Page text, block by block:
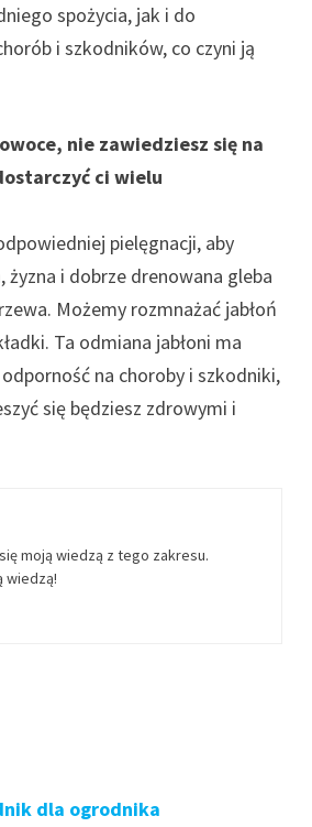
spożycia, jak i do
i szkodników, co czyni ją
nie zawiedziesz się na
ci wielu
pielęgnacji, aby
i dobrze drenowana gleba
Możemy rozmnażać jabłoń
Ta odmiana jabłoni ma
na choroby i szkodniki,
się będziesz zdrowymi i
moją wiedzą z tego zakresu.
wiedzą!
dla ogrodnika